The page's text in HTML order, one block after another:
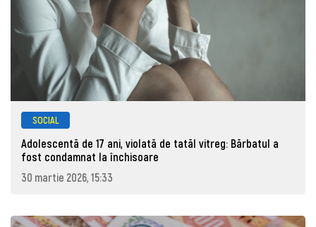
SOCIAL
Adolescentă de 17 ani, violată de tatăl vitreg: Bărbatul a
fost condamnat la închisoare
30 martie 2026, 15:33